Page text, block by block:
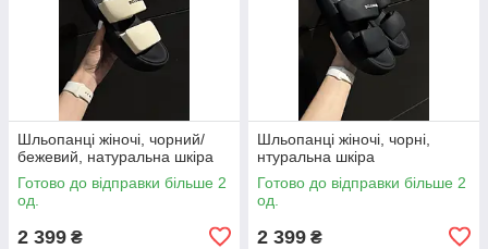
Шльопанці жіночі, чорний/
бежевий, натуральна шкіра
Готово до відправки більше 2
од.
2 399 ₴
Шльопанці жіночі, чорні,
нтуральна шкіра
Готово до відправки більше 2
од.
2 399 ₴